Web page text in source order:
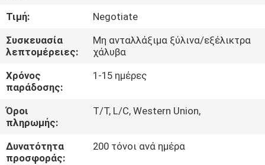
ΜΕ
ΕΙΔΉΣΕΙΣ
ΖΗΤΉΣΤΕ
ΈΝΑ
ΑΠΌΣΠΑΣΜΑ
Τιμή:
Negotiate
Συσκευασία
λεπτομέρειες:
Μη ανταλλάξιμα ξύλινα/εξέλικτρα
χάλυβα
Χρόνος
παράδοσης:
1-15 ημέρες
Όροι
πληρωμής:
T/T, L/C, Western Union,
Δυνατότητα
προσφοράς:
200 τόνοι ανά ημέρα